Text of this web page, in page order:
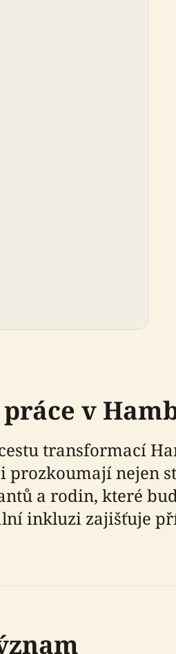
v
transformací
nejen
a rodin, které
inkluzi zajišťuje